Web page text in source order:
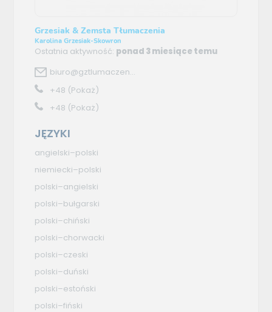
Grzesiak & Zemsta Tłumaczenia
Karolina Grzesiak-Skowron
Ostatnia aktywność: ponad 3 miesiące temu
biuro@gztlumaczen...
+48 (Pokaż)
+48 (Pokaż)
JĘZYKI
angielski–polski
niemiecki–polski
polski–angielski
polski–bułgarski
polski–chiński
polski–chorwacki
polski–czeski
polski–duński
polski–estoński
polski–fiński